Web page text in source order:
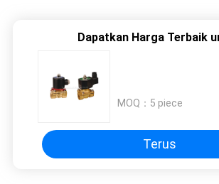
Dapatkan Harga Terbaik
MOQ： 5 piece
Terus